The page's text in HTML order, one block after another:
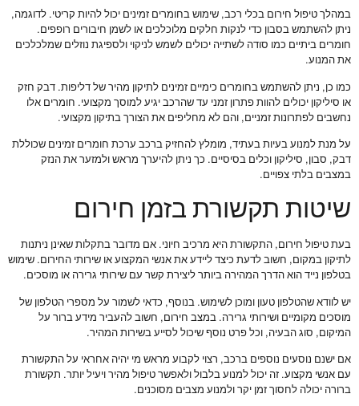
במהלך טיפול חירום בכלי רכב, שימוש בחומרים זמינים יכול להיות קריטי. לדוגמה,
ניתן להשתמש בסבון כדי לנקות חלקים מלוכלכים או לשמן חיבורים רופפים.
חומרים ביתיים כמו סודה לשתייה יכולים לשמש לניקוי ולספיגת נוזלים שמלכלכים
את המנוע.
כמו כן, ניתן להשתמש בחומרים כימיים זמינים לתיקון מהיר של דליפות. דבק חזק
או סיליקון יכולים להוות פתרון זמני עד שהרכב יגיע למוסך מקצועי. חומרים אלו
נחשבים לפתרונות זמניים, והם לא מחליפים את הצורך בתיקון מקצועי.
על מנת למנוע בעיות בעתיד, מומלץ להחזיק ברכב ערכת חומרים זמינים שכוללת
דבק, סבון, סיליקון וכלים בסיסיים. כך ניתן להיערך מראש ולמזער את הנזק
במצבים בלתי צפויים.
שיטות תקשורת בזמן חירום
בעת טיפול חירום, התקשורת היא מרכיב חיוני. אם מדובר בתקלות שאינן ניתנות
לתיקון במקום, חשוב לדעת כיצד ליידע את אנשי המקצוע או שירותי החירום. שימוש
בטלפון נייד הוא הדרך המהירה ביותר ליצירת קשר עם שירותי גרירה או מוסכים.
יש לוודא שהטלפון טעון ומוכן לשימוש. בנוסף, כדאי לשמור על מספרי הטלפון של
מוסכים מקומיים ושירותי גרירה. במצב חירום, חשוב להעביר מידע ברור על
המיקום, סוג הבעיה, וכל פרט נוסף שיכול לסייע בשירות המהיר.
אם ישנם נוסעים נוספים ברכב, רצוי לקבוע מראש מי יהיה אחראי על התקשורת
עם אנשי מקצוע. זה יכול למנוע בלבול ולאפשר טיפול מהיר ויעיל יותר. תקשורת
ברורה יכולה לחסוך זמן יקר ולמנוע מצבים מסוכנים.